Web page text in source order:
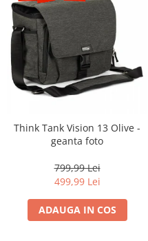
Think Tank Vision 13 Olive -
geanta foto
799,99 Lei
499,99 Lei
ADAUGA IN COS